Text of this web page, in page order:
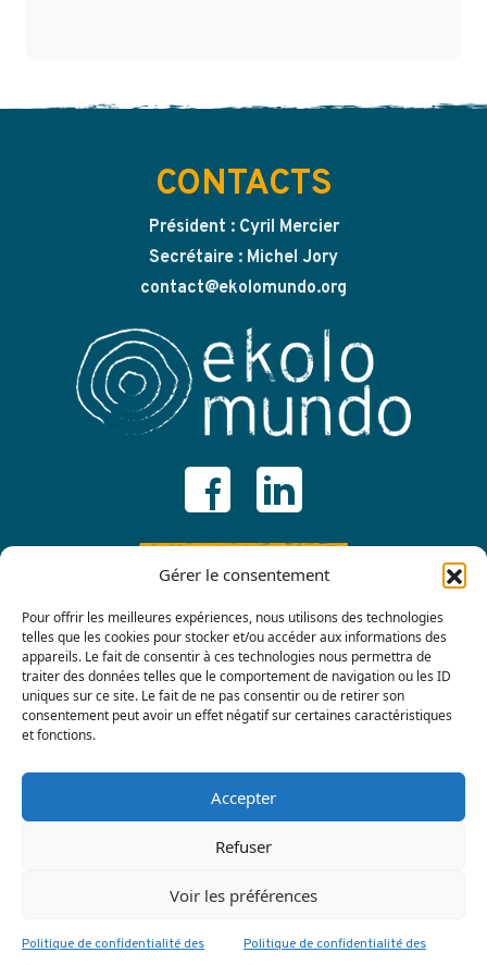
Gérer le consentement
Pour offrir les meilleures expériences, nous utilisons des technologies
telles que les cookies pour stocker et/ou accéder aux informations des
appareils. Le fait de consentir à ces technologies nous permettra de
traiter des données telles que le comportement de navigation ou les ID
uniques sur ce site. Le fait de ne pas consentir ou de retirer son
consentement peut avoir un effet négatif sur certaines caractéristiques
et fonctions.
Accepter
Refuser
Voir les préférences
Politique de confidentialité des
Politique de confidentialité des
CONTACTS
Président : Cyril Mercier
Secrétaire : Michel Jory
contact@ekolomundo.org
ADHÉRER